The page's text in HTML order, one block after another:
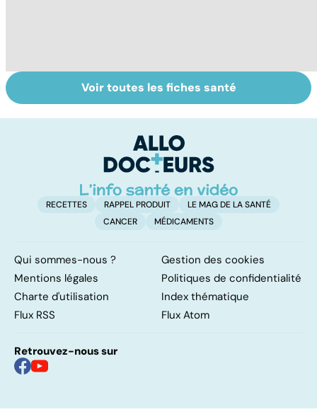
Sexualité,
infertilité et
Le sperme : son
odeur, sa couleur,
Voir toutes les fiches santé
RECETTES RAPPEL PRODUIT
LE MAG DE LA SANTÉ
CANCER
MÉDICAMENTS
Qui sommes-nous ?
Gestion des cookies
Mentions légales
Politiques de confidentialité
Charte d'utilisation
Index thématique
Flux RSS
Flux Atom
Retrouvez-nous sur